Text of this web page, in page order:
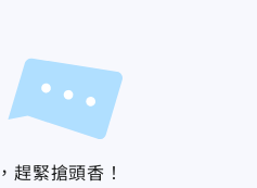
趕緊搶頭香！